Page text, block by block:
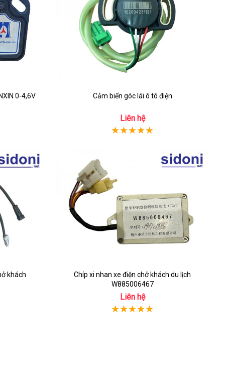
0-4,6V Cảm biến góc lái ô tô điện
Liên hệ
khách
Chíp xi nhan xe điện chở khách du lịch
W885006467
Liên hệ